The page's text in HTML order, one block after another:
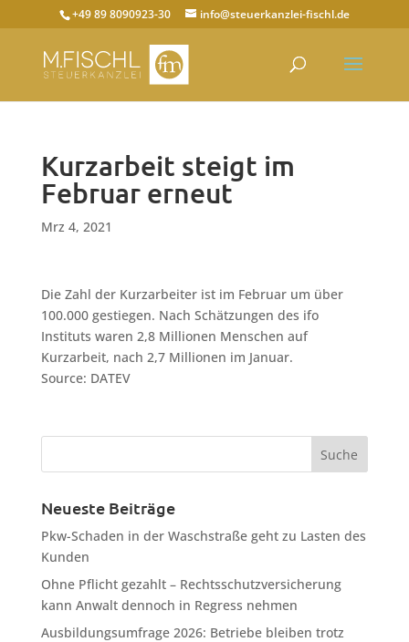
+49 89 8090923-30 info@steuerkanzlei-fischl.de
Kurzarbeit steigt im
Februar erneut
Mrz 4, 2021
Die Zahl der Kurzarbeiter ist im Februar um über
100.000 gestiegen. Nach Schätzungen des ifo
Instituts waren 2,8 Millionen Menschen auf
Kurzarbeit, nach 2,7 Millionen im Januar.
Source: DATEV
Neueste Beiträge
Pkw-Schaden in der Waschstraße geht zu Lasten des
Kunden
Ohne Pflicht gezahlt – Rechtsschutzversicherung
kann Anwalt dennoch in Regress nehmen
Ausbildungsumfrage 2026: Betriebe bleiben trotz